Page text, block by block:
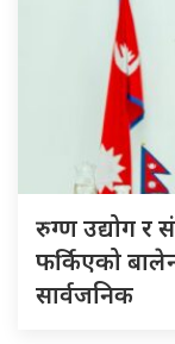
रुग्ण उद्योग र
फर्किएको
सार्वजनिक